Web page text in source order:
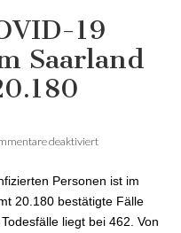
19
Saarland
deaktiviert
Saarland auf
insgesamt 20.180
gestiegen
Personen ist im
20.180 bestätigte Fälle
liegt bei 462. Von